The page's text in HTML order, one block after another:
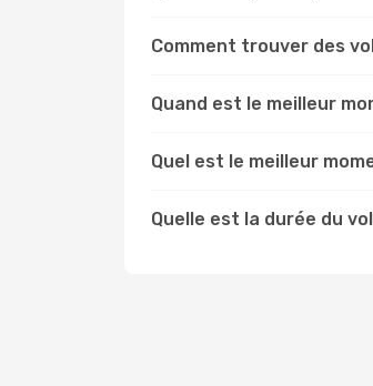
Comment trouver des
Quand est le meilleur
Quel est le meilleur
Quelle est la durée du